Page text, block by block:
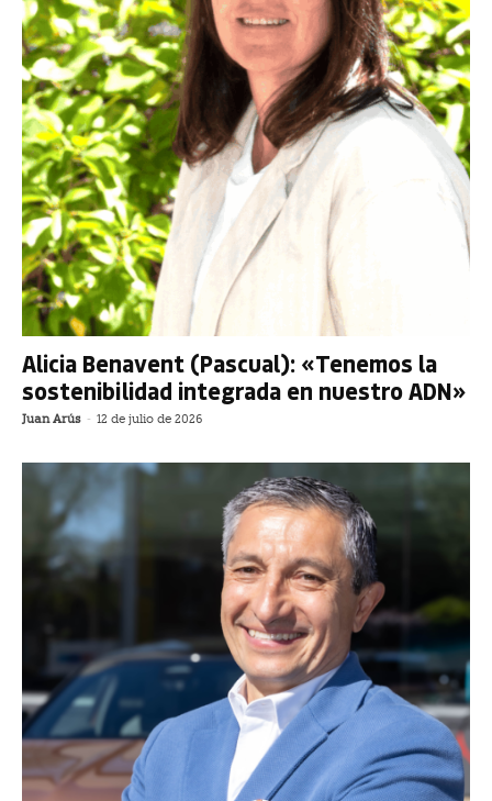
Alicia Benavent (Pascual): «Tenemos la
sostenibilidad integrada en nuestro ADN»
Juan Arús - 12 de julio de 2026